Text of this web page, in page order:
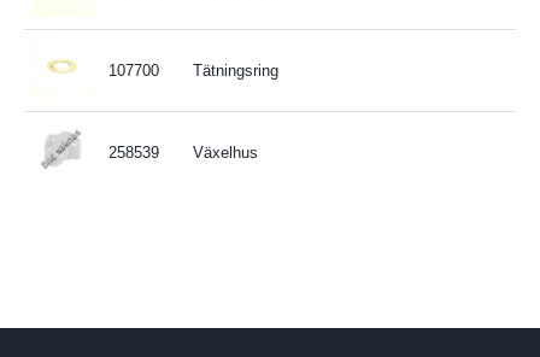
107700 Tätningsring
258539 Växelhus